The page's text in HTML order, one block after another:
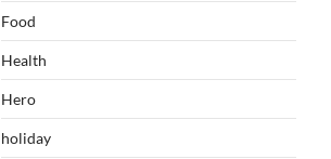
Food
Health
Hero
holiday